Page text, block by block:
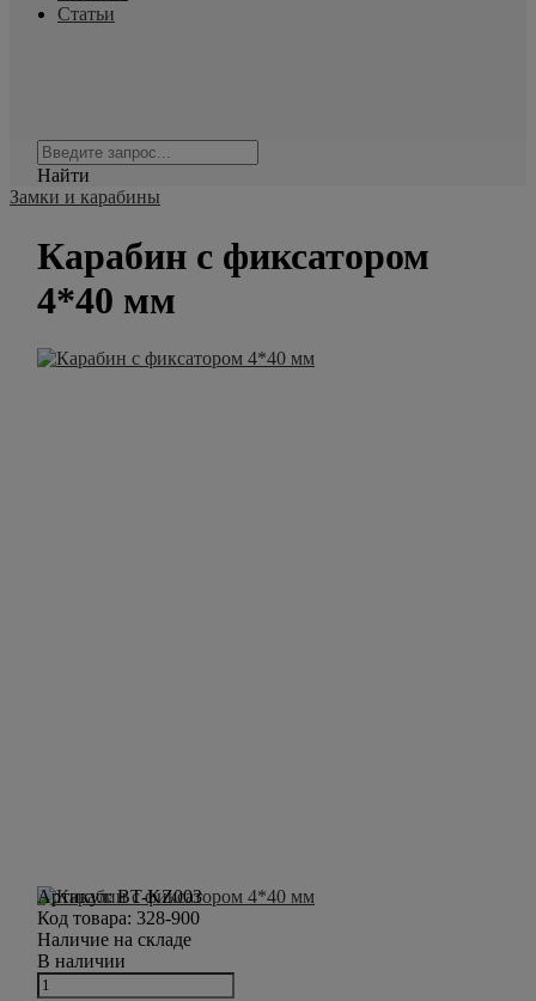
Статьи
Найти
Замки и карабины
Карабин с фиксатором
4*40 мм
Артикул:BT-KZ003
Код товара: 328-900
Наличие на складе
В наличии